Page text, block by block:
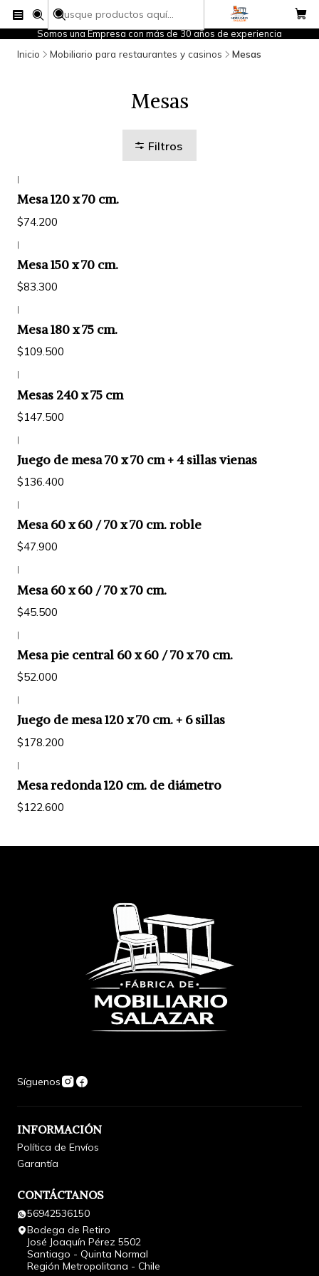
Somos una Empresa con más de 30 años de experiencia
Inicio Mobiliario para restaurantes y casinos Mesas
Mesas
Filtros
|
Mesa 120 x 70 cm.
$74.200
|
Mesa 150 x 70 cm.
$83.300
|
Mesa 180 x 75 cm.
$109.500
|
Mesas 240 x 75 cm
$147.500
|
Juego de mesa 70 x 70 cm + 4 sillas vienas
$136.400
|
Mesa 60 x 60 / 70 x 70 cm. roble
$47.900
|
Mesa 60 x 60 / 70 x 70 cm.
$45.500
|
Mesa pie central 60 x 60 / 70 x 70 cm.
$52.000
|
Juego de mesa 120 x 70 cm. + 6 sillas
$178.200
|
Mesa redonda 120 cm. de diámetro
$122.600
Síguenos
INFORMACIÓN
Política de Envíos
Garantía
CONTÁCTANOS
56942536150
Bodega de Retiro
José Joaquín Pérez 5502
Santiago - Quinta Normal
Región Metropolitana - Chile